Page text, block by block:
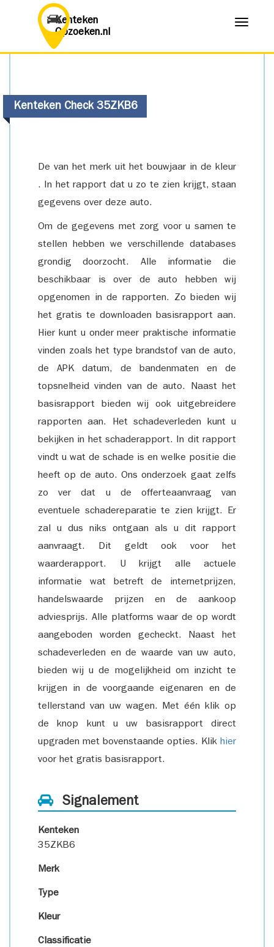
Kenteken
Opzoeken.nl
Menu
Kenteken Check 35ZKB6
De van het merk uit het bouwjaar in de kleur
. In het rapport dat u zo te zien krijgt, staan
gegevens over deze auto.
Om de gegevens met zorg voor u samen te
stellen hebben we verschillende databases
grondig doorzocht. Alle informatie die
beschikbaar is over de auto hebben wij
opgenomen in de rapporten. Zo bieden wij
het gratis te downloaden basisrapport aan.
Hier kunt u onder meer praktische informatie
vinden zoals het type brandstof van de auto,
de APK datum, de bandenmaten en de
topsnelheid vinden van de auto. Naast het
basisrapport bieden wij ook uitgebreidere
rapporten aan. Het schadeverleden kunt u
bekijken in het schaderapport. In dit rapport
vindt u wat de schade is en welke positie die
heeft op de auto. Ons onderzoek gaat zelfs
zo ver dat u de offerteaanvraag van
eventuele schadereparatie te zien krijgt. Er
zal u dus niks ontgaan als u dit rapport
aanvraagt. Dit geldt ook voor het
waarderapport. U krijgt alle actuele
informatie wat betreft de internetprijzen,
handelswaarde prijzen en de aankoop
adviesprijs. Alle platforms waar de op wordt
aangeboden worden gecheckt. Naast het
schadeverleden en de waarde van uw auto,
bieden wij u de mogelijkheid om inzicht te
krijgen in de voorgaande eigenaren en de
tellerstand van uw wagen. Met één klik op
de knop kunt u uw basisrapport direct
upgraden met bovenstaande opties. Klik hier
voor het gratis basisrapport.
Signalement
Kenteken
35ZKB6
Merk
Type
Kleur
Classificatie